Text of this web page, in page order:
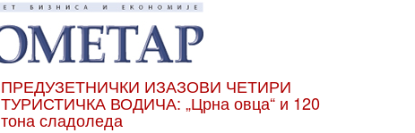
ПРЕДУЗЕТНИЧКИ ИЗАЗОВИ ЧЕТИРИ
ТУРИСТИЧКА ВОДИЧА: „Црна овца“ и 120
тона сладоледа